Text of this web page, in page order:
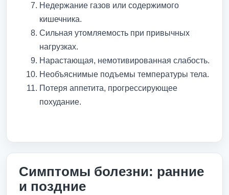
Недержание газов или содержимого
кишечника.
Сильная утомляемость при привычных
нагрузках.
Нарастающая, немотивированная слабость.
Необъяснимые подъемы температуры тела.
Потеря аппетита, прогрессирующее
похудание.
Симптомы болезни: ранние
и поздние